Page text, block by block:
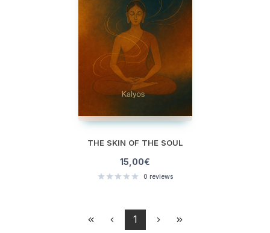
THE SKIN OF THE SOUL
15,00€
0 reviews
1